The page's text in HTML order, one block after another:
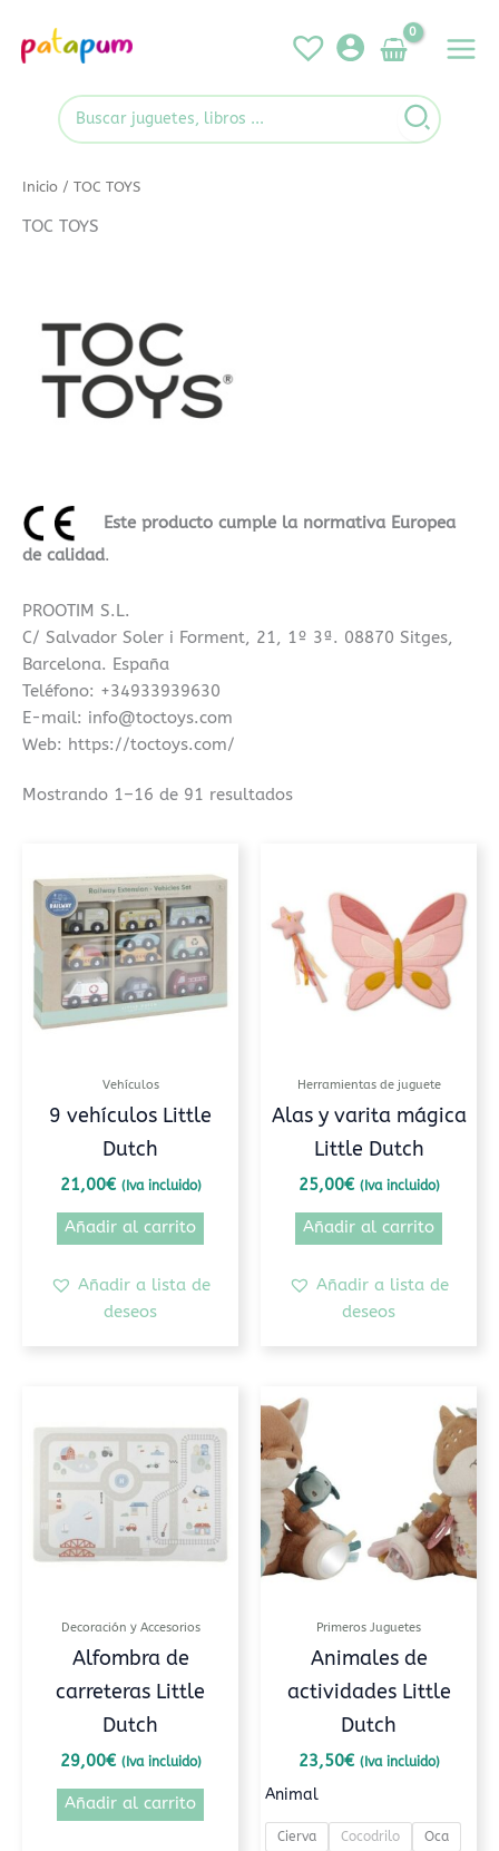
contenido
Search
for:
Inicio / TOC TOYS
TOC TOYS
Este producto cumple la normativa Europea
de calidad.
PROOTIM S.L.
C/ Salvador Soler i Forment, 21, 1º 3ª. 08870 Sitges,
Barcelona. España
Teléfono: +34933939630
E-mail: info@toctoys.com
Web: https://toctoys.com/
Mostrando 1–16 de 91 resultados
Vehículos
9 vehículos Little
Dutch
21,00€ (Iva incluido)
Añadir al carrito
Añadir a lista de
deseos
Herramientas de juguete
Alas y varita mágica
Little Dutch
25,00€ (Iva incluido)
Añadir al carrito
Añadir a lista de
deseos
Decoración y Accesorios
Alfombra de
carreteras Little
Dutch
29,00€ (Iva incluido)
Añadir al carrito
Primeros Juguetes
Animales de
actividades Little
Dutch
23,50€ (Iva incluido)
Animal
Cierva Cocodrilo
Oca
tiene
Las
se